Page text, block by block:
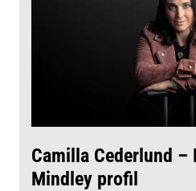
Camilla Cederlund –
Mindley profil